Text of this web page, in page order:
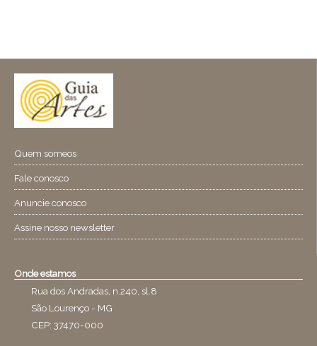
Quem someos
Fale conosco
Anuncie conosco
Assine nosso newsletter
Onde estamos
Rua dos Andradas, n.240, sl.8
São Lourenço - MG
CEP: 37470-000